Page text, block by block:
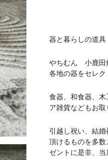
器と暮らしの道
やちむん 小鹿田
各地の器をセレク
食器、和食器、
ア雑貨などもお取
引越し祝い、結
頂けるものを多
ゼントに是非、当